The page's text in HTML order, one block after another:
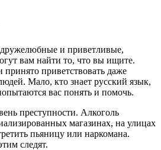
и приветливые,
вам найти то, что вы ищите.
приветствовать даже
Мало, кто знает русский язык,
вас понять и помочь.
преступности. Алкоголь
магазинах, на улицах
пьяницу или наркомана.
следят.